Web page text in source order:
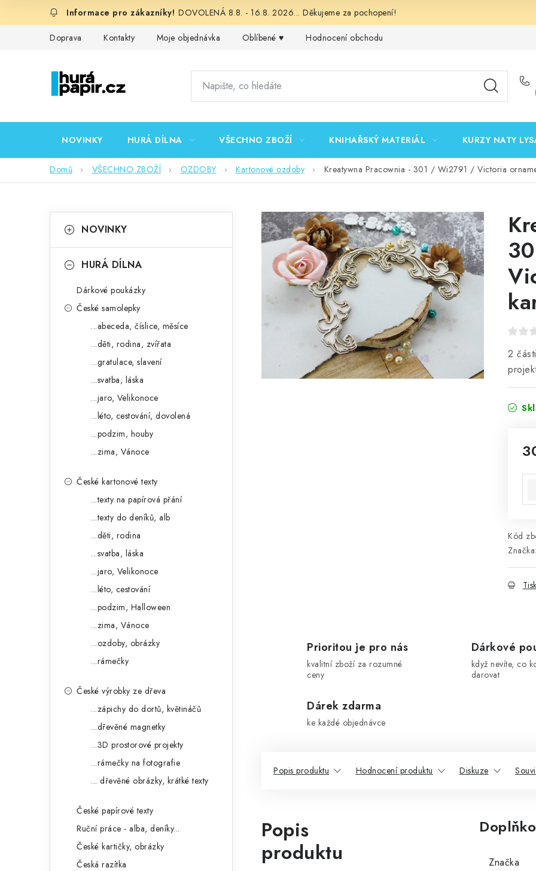
DOVOLENÁ 8.8. - 16.8. 2026... Děkujeme za pochopení!
Doprava Kontakty Moje objednávka Oblíbené ♥️ Hodnocení obchodu
NOVINKY HURÁ DÍLNA VŠECHNO ZBOŽÍ KNIHAŘSKÝ MATERIÁL KURZY NATY
Domů VŠECHNO ZBOŽÍ OZDOBY Kartonové ozdoby Kreatywna Pracownia - 301 / Wi2791 / Victoria
okategorie
a
NOVINKY
HURÁ DÍLNA
Dárkové poukázky
České samolepky
...abeceda, číslice, měsíce
...děti, rodina, zvířata
...gratulace, slavení
...svatba, láska
...jaro, Velikonoce
...léto, cestování, dovolená
...podzim, houby
...zima, Vánoce
České kartonové texty
...texty na papírová přání
...texty do deníků, alb
...děti, rodina
...svatba, láska
...jaro, Velikonoce
...léto, cestování
...podzim, Halloween
...zima, Vánoce
...ozdoby, obrázky
...rámečky
České výrobky ze dřeva
...zápichy do dortů, květináčů
...dřevěné magnetky
...3D prostorové projekty
...rámečky na fotografie
... dřevěné obrázky, krátké texty
České papírové texty
Ruční práce - alba, deníky...
České kartičky, obrázky
Česká razítka
2
Kód
Značka:
Tisk
Prioritou je pro nás
kvalitní zboží za rozumné
ceny
Dárkové
když nevíte, co
darovat
Dárek zdarma
ke každé objednávce
Popis produktu Hodnocení produktu Diskuze
Popis
produktu
Značka